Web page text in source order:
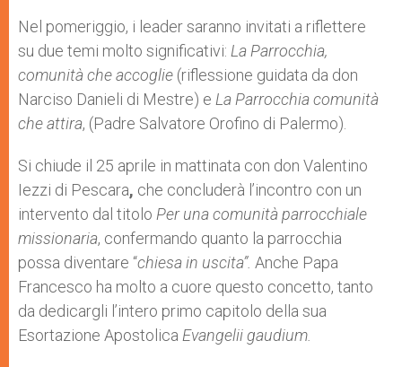
Nel pomeriggio, i leader saranno invitati a riflettere
su due temi molto significativi: L a Parrocchia,
comunità che accoglie (riflessione guidata da don
Narciso Danieli di Mestre) e La Parrocchia comunità
che attira, (Padre Salvatore Orofino di Palermo).
Si chiude il 25 aprile in mattinata con don Valentino
Iezzi di Pescara, che concluderà l’incontro con un
intervento dal titolo Per una comunità parrocchiale
missionaria, confermando quanto la parrocchia
possa diventare “chiesa in uscita”. Anche Papa
Francesco ha molto a cuore questo concetto, tanto
da dedicargli l’intero primo capitolo della sua
Esortazione Apostolica Evangelii gaudium.